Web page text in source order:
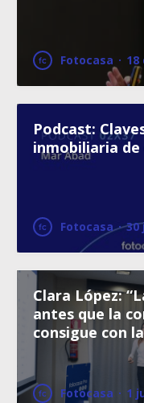
Fotocasa · 18
Podcast:
inmobiliaria
Fotocasa · 30
Clara López:
antes que la
consigue con
Fotocasa · 1